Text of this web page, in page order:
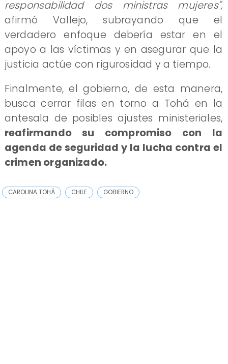
responsabilidad dos ministras mujeres",
afirmó Vallejo, subrayando que el
verdadero enfoque debería estar en el
apoyo a las víctimas y en asegurar que la
justicia actúe con rigurosidad y a tiempo.
Finalmente, el gobierno, de esta manera,
busca cerrar filas en torno a Tohá en la
antesala de posibles ajustes ministeriales,
reafirmando su compromiso con la
agenda de seguridad y la lucha contra el
crimen organizado.
CAROLINA TOHÁ CHILE GOBIERNO